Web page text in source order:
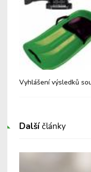
Vyhlášení výsledků
Dalšíčlánky